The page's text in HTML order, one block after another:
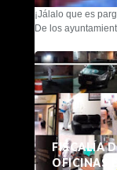
¡Jálalo que es
De los
FISCALÍA
OFICINAS